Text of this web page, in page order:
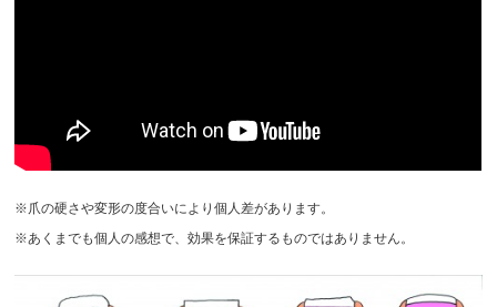
※爪の硬さや変形の度合いにより個人差があります。
※あくまでも個人の感想で、効果を保証するものではありません。